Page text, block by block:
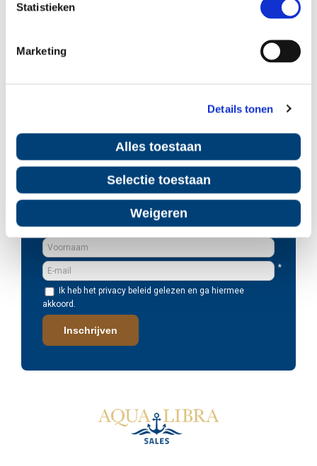
Statistieken
Marketing
Details tonen
Alles toestaan
Selectie toestaan
Weigeren
Laat je dromen niet varen
Schrijf je in op onze nieuwsbrief en droom weg bij de
nieuwste modellen en innovaties.
*
Ik heb het privacy beleid gelezen en ga hiermee
akkoord.
Inschrijven